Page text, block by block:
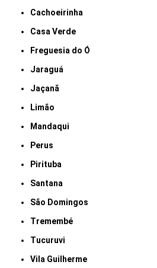
Cachoeirinha
Casa Verde
Freguesia do Ó
Jaraguá
Jaçanã
Limão
Mandaqui
Perus
Pirituba
Santana
São Domingos
Tremembé
Tucuruvi
Vila Guilherme